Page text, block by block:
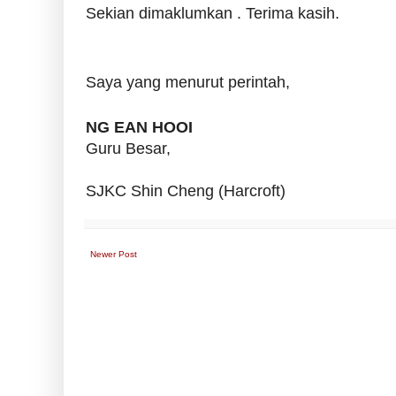
Sekian dimaklumkan . Terima kasih.
Saya yang menurut perintah,
NG EAN HOOI
Guru Besar,
SJKC Shin Cheng (Harcroft)
Newer Post